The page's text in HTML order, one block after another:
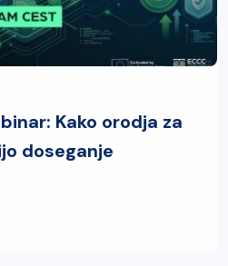
Kako orodja za
doseganje